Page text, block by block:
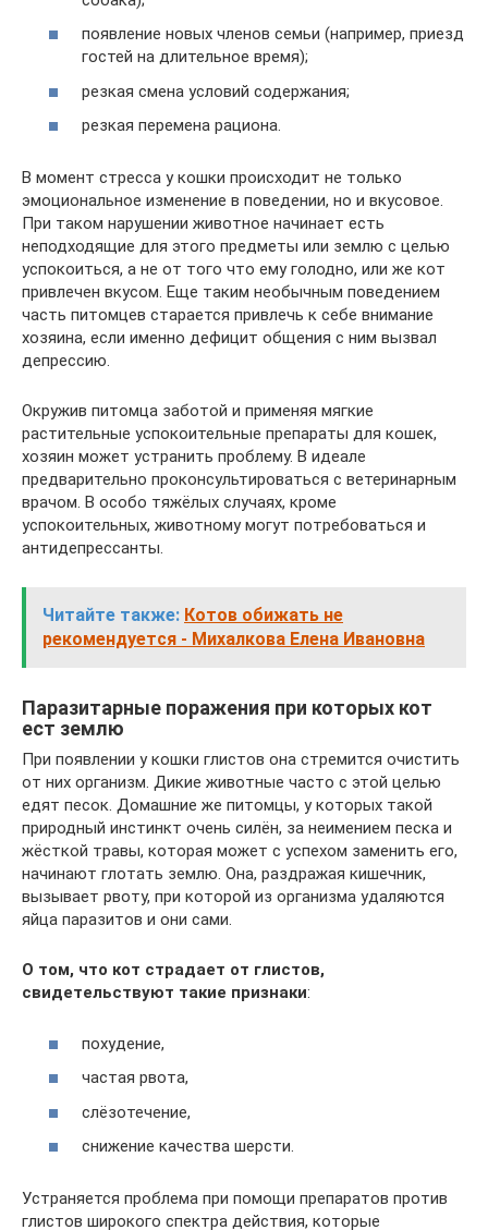
появление новых членов семьи (например, приезд
гостей на длительное время);
резкая смена условий содержания;
резкая перемена рациона.
В момент стресса у кошки происходит не только
эмоциональное изменение в поведении, но и вкусовое.
При таком нарушении животное начинает есть
неподходящие для этого предметы или землю с целью
успокоиться, а не от того что ему голодно, или же кот
привлечен вкусом. Еще таким необычным поведением
часть питомцев старается привлечь к себе внимание
хозяина, если именно дефицит общения с ним вызвал
депрессию.
Окружив питомца заботой и применяя мягкие
растительные успокоительные препараты для кошек,
хозяин может устранить проблему. В идеале
предварительно проконсультироваться с ветеринарным
врачом. В особо тяжёлых случаях, кроме
успокоительных, животному могут потребоваться и
антидепрессанты.
Читайте также: Котов обижать не
рекомендуется - Михалкова Елена Ивановна
Паразитарные поражения при которых кот
ест землю
При появлении у кошки глистов она стремится очистить
от них организм. Дикие животные часто с этой целью
едят песок. Домашние же питомцы, у которых такой
природный инстинкт очень силён, за неимением песка и
жёсткой травы, которая может с успехом заменить его,
начинают глотать землю. Она, раздражая кишечник,
вызывает рвоту, при которой из организма удаляются
яйца паразитов и они сами.
О том, что кот страдает от глистов,
свидетельствуют такие признаки:
похудение,
частая рвота,
слёзотечение,
снижение качества шерсти.
Устраняется проблема при помощи препаратов против
глистов широкого спектра действия, которые